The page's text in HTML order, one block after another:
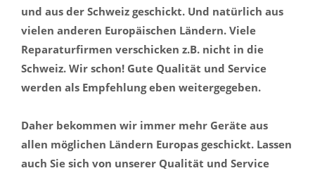
und aus der Schweiz geschickt. Und natürlich aus
vielen anderen Europäischen Ländern. Viele
Reparaturfirmen verschicken z.B. nicht in die
Schweiz. Wir schon! Gute Qualität und Service
werden als Empfehlung eben weitergegeben.
Daher bekommen wir immer mehr Geräte aus
allen möglichen Ländern Europas geschickt. Lassen
auch Sie sich von unserer Qualität und Service